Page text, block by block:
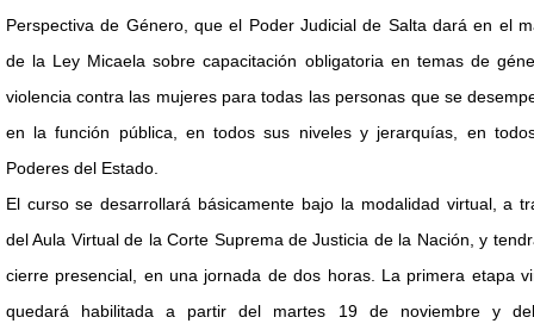
Perspectiva de Género, que el Poder Judicial de Salta dará en el
de la Ley Micaela sobre capacitación obligatoria en temas de
violencia contra las mujeres para todas las personas que se
en la función pública, en todos sus niveles y jerarquías, en
Poderes del Estado.
El curso se desarrollará básicamente bajo la modalidad virtual, a
del Aula Virtual de la Corte Suprema de Justicia de la Nación, y
cierre presencial, en una jornada de dos horas. La primera etapa
quedará habilitada a partir del martes 19 de noviembre y